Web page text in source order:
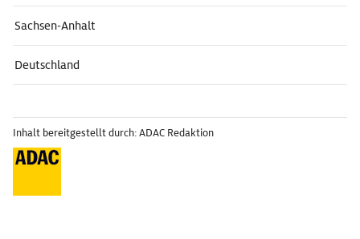
Sachsen-Anhalt
Deutschland
Inhalt bereitgestellt durch: ADAC Redaktion